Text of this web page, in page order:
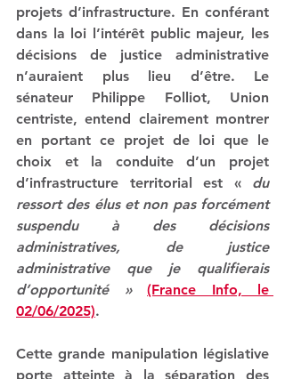
projets d’infrastructure. En conférant
dans la loi l’intérêt public majeur, les
décisions de justice administrative
n’auraient plus lieu d’être. Le
sénateur Philippe Folliot, Union
centriste, entend clairement montrer
en portant ce projet de loi que le
choix et la conduite d’un projet
d’infrastructure territorial est « du
ressort des élus et non pas forcément
suspendu à des décisions
administratives, de justice
administrative que je qualifierais
d’opportunité »
(France Info, le
02/06/2025).
Cette grande manipulation législative
porte atteinte à la séparation des